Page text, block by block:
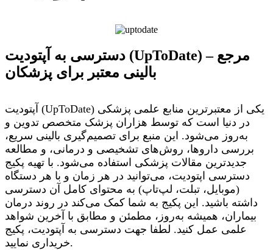
دسترسی به آپتودیت (UpToDate) – مرجع
بالینی معتبر برای پزشکان
آپتودیت (UpToDate) یکی از معتبرترین منابع علمی پزشکی
در دنیا است که توسط هزاران پزشک متخصص تدوین و
به‌روز می‌شود. این منبع برای تصمیم‌گیری بالینی سریع،
بررسی داروها، روش‌های تشخیصی و درمانی، و مطالعه
جدیدترین مقالات پزشکی استفاده می‌شود. با تهیه پکیج
دسترسی اپتودیت، می‌توانید در هر زمان و با هر دستگاه
(موبایل، تبلت، لپ‌تاپ) به محتوای کامل آن دسترسی
داشته باشید. این پکیج به شما کمک می‌کند در روند درمان
بیماران، همیشه به‌روز، مطمئن و مطابق با آخرین شواهد
علمی عمل کنید. لطفا جهت دسترسی به آپتودیت، پکیج
خریداری نمایید.